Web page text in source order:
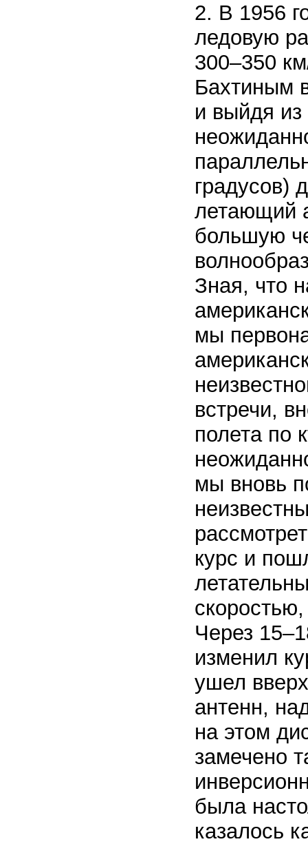
2. В 1956
ледовую
300–350
Бахтиным
и выйдя
градусов)
летающий
большую
Зная, что
мы
встречи,
полета по
мы вновь
курс и
Через
изменил
ушел
антенн,
на этом
замечено
была
казалось